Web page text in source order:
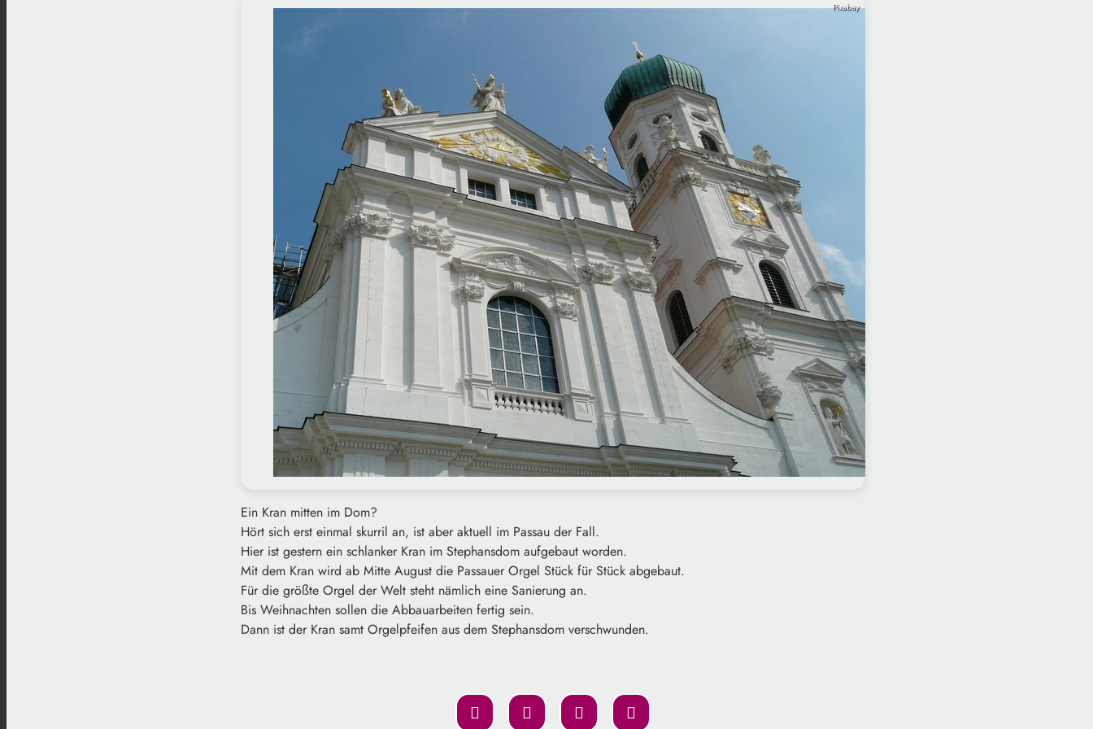
Pixabay
Ein Kran mitten im Dom?
Hört sich erst einmal skurril an, ist aber aktuell im Passau der Fall.
Hier ist gestern ein schlanker Kran im Stephansdom aufgebaut worden.
Mit dem Kran wird ab Mitte August die Passauer Orgel Stück für Stück abgebaut.
Für die größte Orgel der Welt steht nämlich eine Sanierung an.
Bis Weihnachten sollen die Abbauarbeiten fertig sein.
Dann ist der Kran samt Orgelpfeifen aus dem Stephansdom verschwunden.